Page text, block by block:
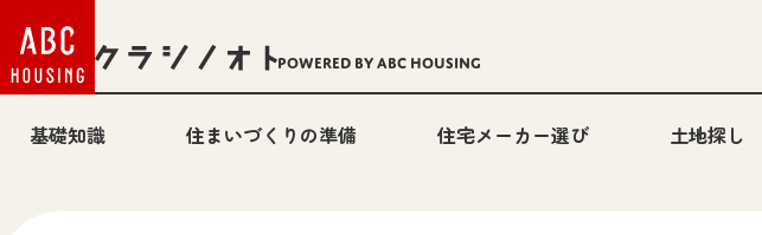
Powered by ABC HOUSING
基礎知識 住まいづくりの準備 住宅メーカー選び 土地探し